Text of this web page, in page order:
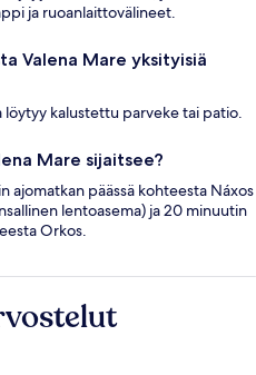
ja ruoanlaittovälineet.
Valena Mare yksityisiä
löytyy kalustettu parveke tai patio.
Mare sijaitsee?
ajomatkan päässä kohteesta Náxos
lentoasema) ja 20 minuutin
Orkos.